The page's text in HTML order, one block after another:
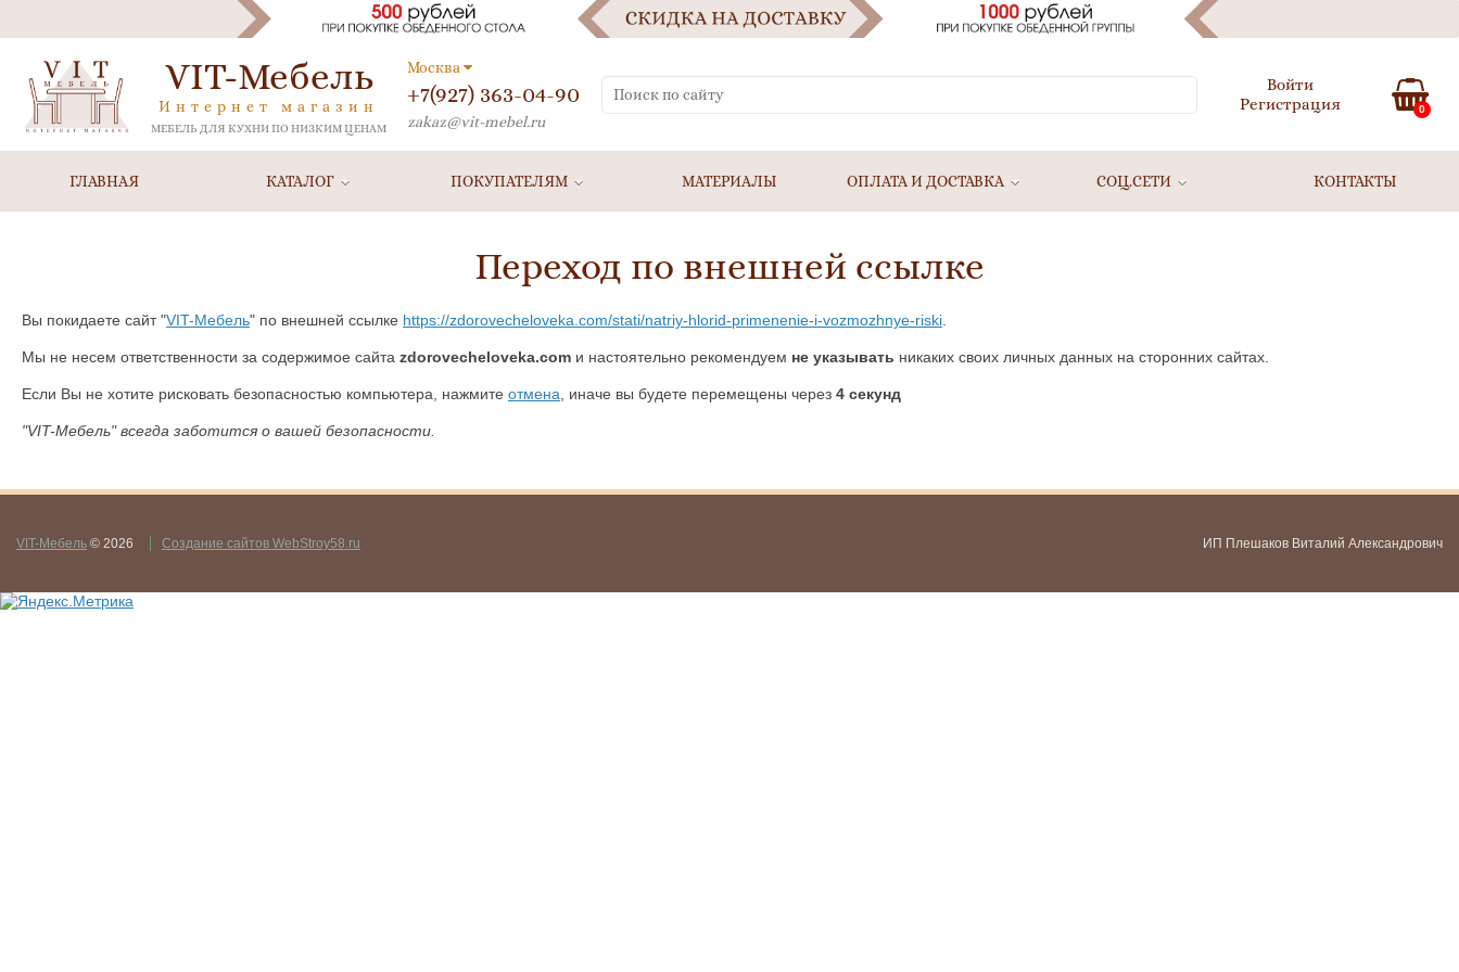
VIT-Мебель
Интернет магазин
МЕБЕЛЬ ДЛЯ КУХНИ ПО НИЗКИМ ЦЕНАМ
Москва
+7(927) 363-04-90
zakaz@vit-mebel.ru
Войти
Регистрация
0
ГЛАВНАЯ КАТАЛОГ ПОКУПАТЕЛЯМ МАТЕРИАЛЫ ОПЛАТА И ДОСТАВКА СОЦ.СЕТИ КОНТАКТЫ
Переход по внешней ссылке
Вы покидаете сайт "VIT-Мебель" по внешней ссылке https://zdorovecheloveka.com/stati/natriy-hlorid-primenenie-i-vozmozhnye-riski
Мы не несем ответственности за содержимое сайта zdorovecheloveka.com и настоятельно рекомендуем не указывать никаких своих личных данных на сторонних сайтах.
Если Вы не хотите рисковать безопасностью компьютера, нажмите отмена , иначе вы будете перемещены через 4 секунд
"VIT-Мебель" всегда заботится о вашей безопасности.
VIT-Мебель © 2026 Создание сайтов WebStroy58.ru ИП Плешаков Виталий Александрович